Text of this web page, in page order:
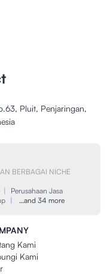
Pluit, Penjaringan,
BERBAGAI NICHE
|
Perusahaan Jasa
| …and 34 more
Kami
Kami